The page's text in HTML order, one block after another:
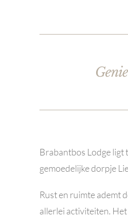
Brabantbos Lodge ligt
gemoedelijke dorpje
Rust en ruimte ademt
allerlei activiteiten.